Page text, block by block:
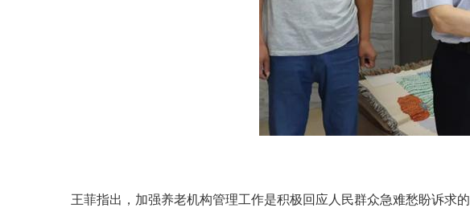
王菲指出，加强养老机构管理工作是积极回应人民群众急难愁盼诉求